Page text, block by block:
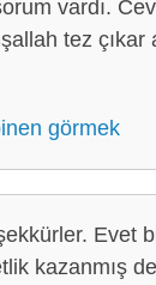
vardı.
tez çıkar
görmek
Evet
kazanmış